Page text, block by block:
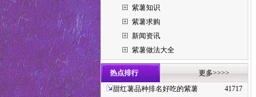
紫薯知识
紫薯求购
新闻资讯
紫薯做法大全
热点排行
更多>>>>
甜红薯品种排名好吃的紫薯
41717